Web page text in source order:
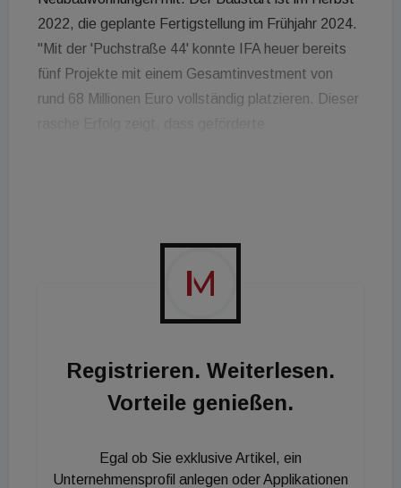
2022, die geplante Fertigstellung im Frühjahr 2024.
"Mit der 'Puchstraße 44' konnte IFA heuer bereits
fünf Projekte mit einem Gesamtinvestment von
rund 68 Millionen Euro vollständig platzieren. Dieser
inflationsgesicherten Investment", sagt Michael
Baert, Vorstand der IFA. Mit der "Josef-Pock-
Straße 1-3" wird demnächst ein weiteres Grazer
Investment zur Zeichnung geöffnet.
Registrieren. Weiterlesen.
Vorteile genießen.
Egal ob Sie exklusive Artikel, ein
Unternehmensprofil anlegen oder Applikationen